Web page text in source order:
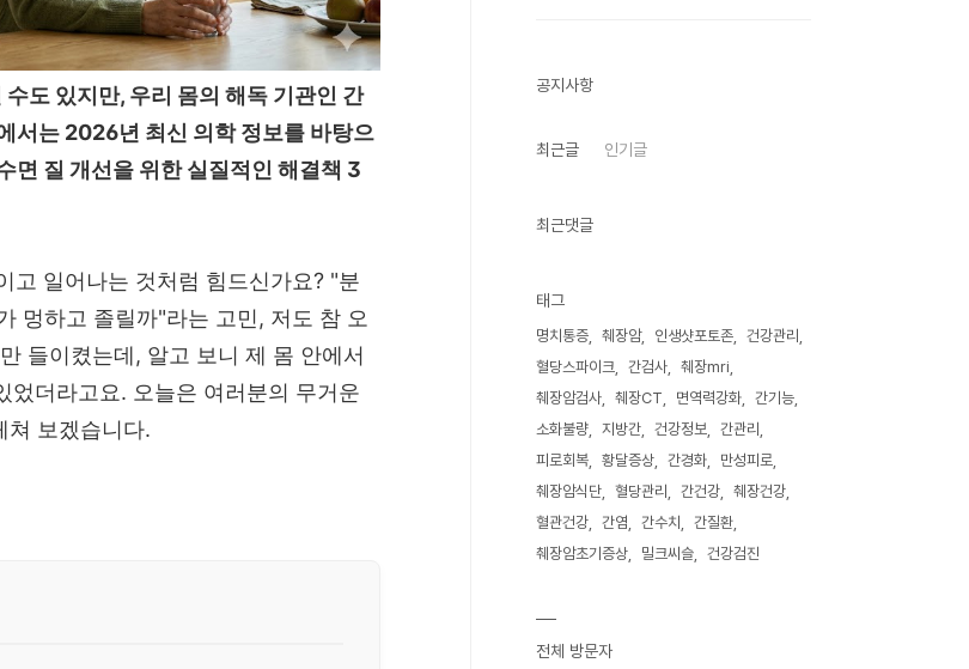
도 있지만, 우리 몸의 해독 기관인 간
서는 2026년 최신 의학 정보를 바탕으
면 질 개선을 위한 실질적인 해결책 3
고 일어나는 것처럼 힘드신가요? "분
멍하고 졸릴까"라는 고민, 저도 참 오
들이켰는데, 알고 보니 제 몸 안에서
더라고요. 오늘은 여러분의 무거운
쳐 보겠습니다.
공지사항
최근글 인기글
최근댓글
태그
명치통증 췌장암 인생샷포토존
건강관리
혈당스파이크
간검사
췌장mri
췌장암검사
췌장CT 면역력강화
간기능
소화불량
지방간 건강정보
간관리
피로회복
황달증상 간경화
만성피로
췌장암식단
혈당관리 간건강
췌장건강
혈관건강
간염 간수치
간질환
췌장암초기증상
밀크씨슬 건강검진
전체 방문자